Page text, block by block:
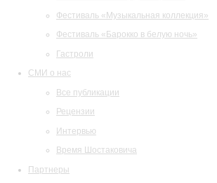
Фестиваль «Музыкальная коллекция»
Фестиваль «Барокко в белую ночь»
Гастроли
СМИ о нас
Все публикации
Рецензии
Интервью
Время Шостаковича
Партнеры